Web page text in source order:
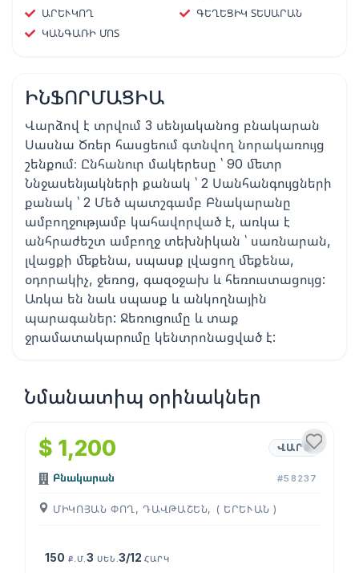
ԱՐԵՒԿՈՂ
ԳԵՂԵՑԻԿ ՏԵՍԱՐԱՆ
ԿԱՆԳԱՌԻ ՄՈՏ
ԻՆՖՈՐՄԱՑԻԱ
Վարձով է տրվում 3 սենյականոց բնակարան
Սասնա Ծռեր հասցեում գտնվող նորակառույց
շենքում։ Ընհանուր մակերեսը ՝ 90 մետր
Ննջասենյակների քանակ ՝ 2 Սանհանգույցների
քանակ ՝ 2 Մեծ պատշգամբ Բնակարանը
ամբողջությամբ կահավորված է, առկա է
անհրաժեշտ ամբողջ տեխնիկան ՝ սառնարան,
լվացքի մեքենա, սպասք լվացող մեքենա,
օդորակիչ, ջեռոց, գազօջախ և հեռուստացույց:
Առկա են նաև սպասք և անկողնային
պարագաներ: Ջեռուցումը և տաք
ջրամատակարումը կենտրոնացված է:
Նմանատիպ օրինակներ
1 /4
$ 1,200 ՎԱՐՁ
Բնակարան #58237
ՄԻԿՈՅԱՆ ՓՈՂ, ԴԱՎԹԱՇԵՆ, ( ԵՐԵՒԱՆ )
150 Ք.Մ.3 ՍԵՆ.3/12ՀԱՐԿ